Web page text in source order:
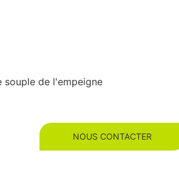
souple de l'empeigne
NOUS CONTACTER